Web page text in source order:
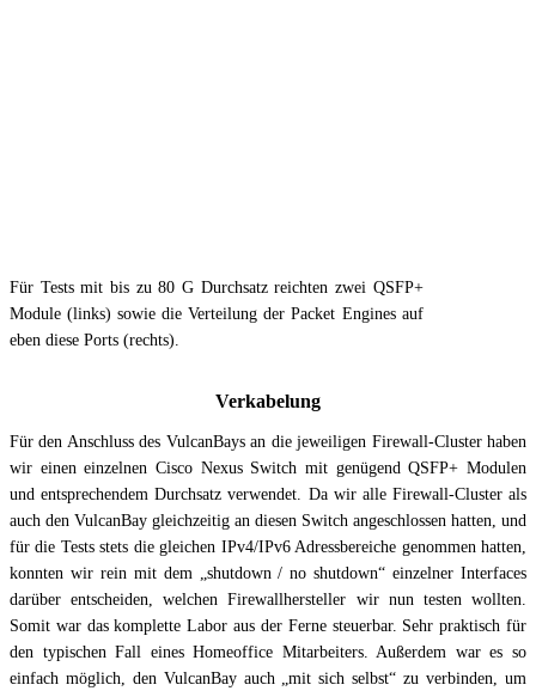
Für Tests mit bis zu 80 G Durchsatz reichten zwei QSFP+
Module (links) sowie die Verteilung der Packet Engines auf
eben diese Ports (rechts).
Verkabelung
Für den Anschluss des VulcanBays an die jeweiligen Firewall-Cluster haben
wir einen einzelnen Cisco Nexus Switch mit genügend QSFP+ Modulen
und entsprechendem Durchsatz verwendet. Da wir alle Firewall-Cluster als
auch den VulcanBay gleichzeitig an diesen Switch angeschlossen hatten, und
für die Tests stets die gleichen IPv4/IPv6 Adressbereiche genommen hatten,
konnten wir rein mit dem „shutdown / no shutdown“ einzelner Interfaces
darüber entscheiden, welchen Firewallhersteller wir nun testen wollten.
Somit war das komplette Labor aus der Ferne steuerbar. Sehr praktisch für
den typischen Fall eines Homeoffice Mitarbeiters. Außerdem war es so
einfach möglich, den VulcanBay auch „mit sich selbst“ zu verbinden, um